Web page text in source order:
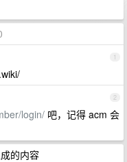
1
2
login/ 吧，记得 acm 会
的内容